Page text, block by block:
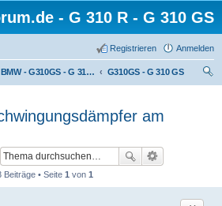
- G 310 R - G 310 GS
Anmelden
Registrieren
BMW - G310GS - G 310 GS
G310GS - G 310 GS
am
Beiträge • Seite 1 von 1